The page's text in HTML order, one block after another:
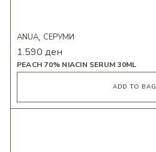
PEACH 70% NIACIN SERUM 30ML
ANUA СЕРУМИ
1.590 ден
ADD TO BAG